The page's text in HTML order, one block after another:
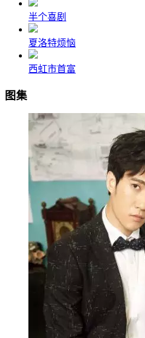
半个喜剧
夏洛特烦恼
西虹市首富
图集